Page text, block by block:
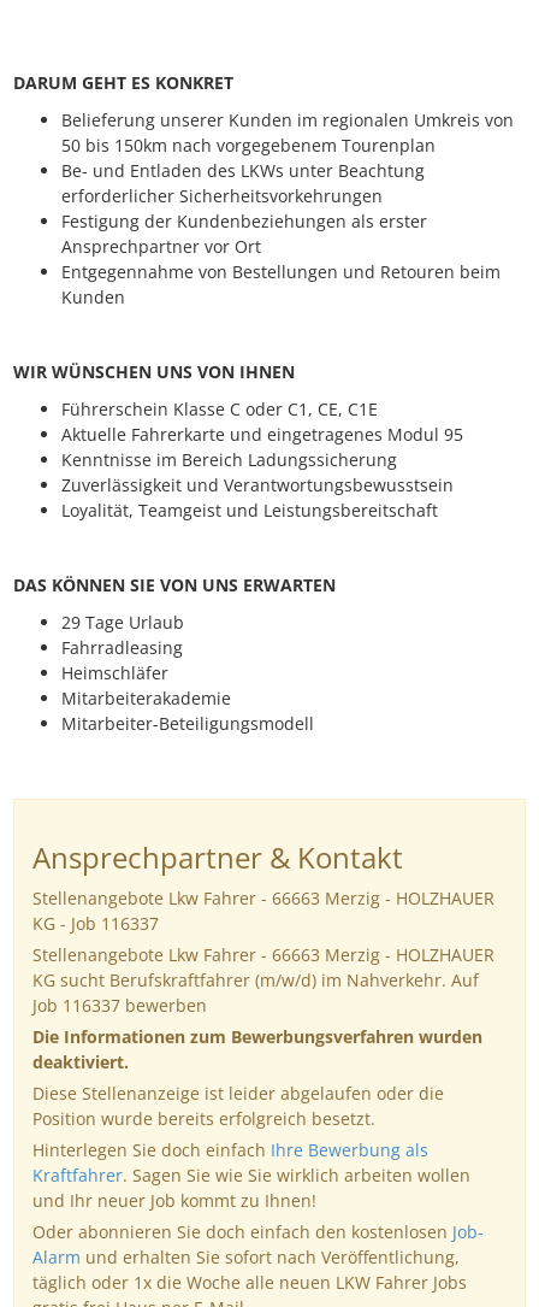
DARUM GEHT ES KONKRET
Belieferung unserer Kunden im regionalen Umkreis von
50 bis 150km nach vorgegebenem Tourenplan
Be- und Entladen des LKWs unter Beachtung
erforderlicher Sicherheitsvorkehrungen
Festigung der Kundenbeziehungen als erster
Ansprechpartner vor Ort
Entgegennahme von Bestellungen und Retouren beim
Kunden
WIR WÜNSCHEN UNS VON IHNEN
Führerschein Klasse C oder C1, CE, C1E
Aktuelle Fahrerkarte und eingetragenes Modul 95
Kenntnisse im Bereich Ladungssicherung
Zuverlässigkeit und Verantwortungsbewusstsein
Loyalität, Teamgeist und Leistungsbereitschaft
DAS KÖNNEN SIE VON UNS ERWARTEN
29 Tage Urlaub
Fahrradleasing
Heimschläfer
Mitarbeiterakademie
Mitarbeiter-Beteiligungsmodell
Ansprechpartner & Kontakt
Stellenangebote Lkw Fahrer - 66663 Merzig - HOLZHAUER
KG - Job 116337
Stellenangebote Lkw Fahrer - 66663 Merzig - HOLZHAUER
KG sucht Berufskraftfahrer (m/w/d) im Nahverkehr. Auf
Job 116337 bewerben
Die Informationen zum Bewerbungsverfahren wurden
deaktiviert.
Diese Stellenanzeige ist leider abgelaufen oder die
Position wurde bereits erfolgreich besetzt.
Hinterlegen Sie doch einfach Ihre Bewerbung als
Kraftfahrer. Sagen Sie wie Sie wirklich arbeiten wollen
und Ihr neuer Job kommt zu Ihnen!
Oder abonnieren Sie doch einfach den kostenlosen Job-
Alarm und erhalten Sie sofort nach Veröffentlichung,
täglich oder 1x die Woche alle neuen LKW Fahrer Jobs